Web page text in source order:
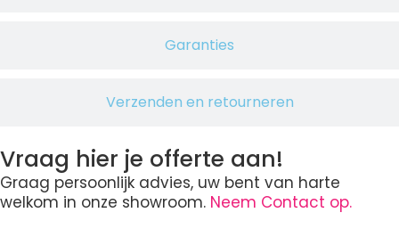
Garanties
Verzenden en retourneren
Vraag hier je offerte aan!
Graag persoonlijk advies, uw bent van harte
welkom in onze showroom. Neem Contact op.